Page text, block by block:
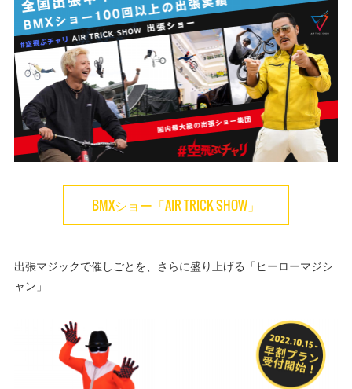
BMXショー「AIR TRICK SHOW」
出張マジックで催しごとを、さらに盛り上げる「ヒーローマジシ
ャン」